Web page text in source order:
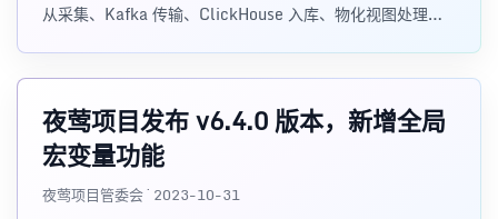
从采集、Kafka 传输、ClickHouse 入库、物化视图处理到
夜莺项目发布 v6.4.0 版本，新增全局
宏变量功能
夜莺项目管委会 · 2023-10-31